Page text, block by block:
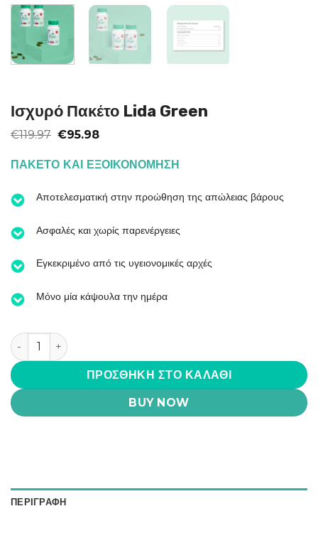
Ισχυρό Πακέτο Lida Green
€119.97 Original
was:
€119.97.
€95.98Η
τιμή
είναι:
ΠΑΚΕΤΟ ΚΑΙ ΕΞΟΙΚΟΝΟΜΗΣΗ
Αποτελεσματική στην προώθηση της απώλειας βάρους
Ασφαλές και χωρίς παρενέργειες
Εγκεκριμένο από τις υγειονομικές αρχές
Μόνο μία κάψουλα την ημέρα
Ισχυρό Πακέτο Lida Green ποσότητα
ΠΡΟΣΘΉΚΗ ΣΤΟ ΚΑΛΆΘΙ
BUY NOW
ΠΕΡΙΓΡΑΦΉ